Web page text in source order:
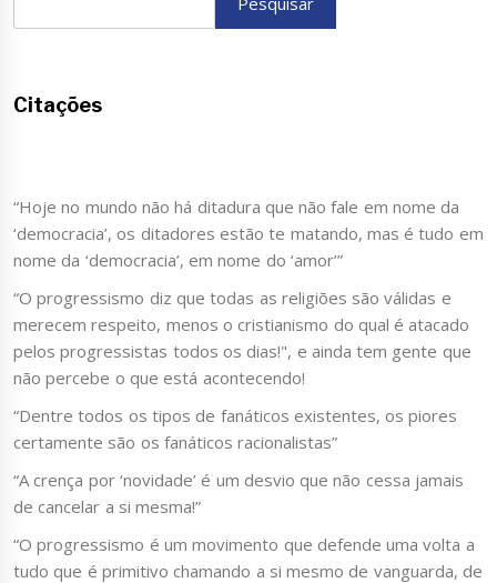
Citações
“Hoje no mundo não há ditadura que não fale em nome da
‘democracia’, os ditadores estão te matando, mas é tudo em
nome da ‘democracia’, em nome do ‘amor’”
“O progressismo diz que todas as religiões são válidas e
merecem respeito, menos o cristianismo do qual é atacado
pelos progressistas todos os dias!", e ainda tem gente que
não percebe o que está acontecendo!
“Dentre todos os tipos de fanáticos existentes, os piores
certamente são os fanáticos racionalistas”
“A crença por ‘novidade’ é um desvio que não cessa jamais
de cancelar a si mesma!”
“O progressismo é um movimento que defende uma volta a
tudo que é primitivo chamando a si mesmo de vanguarda, de